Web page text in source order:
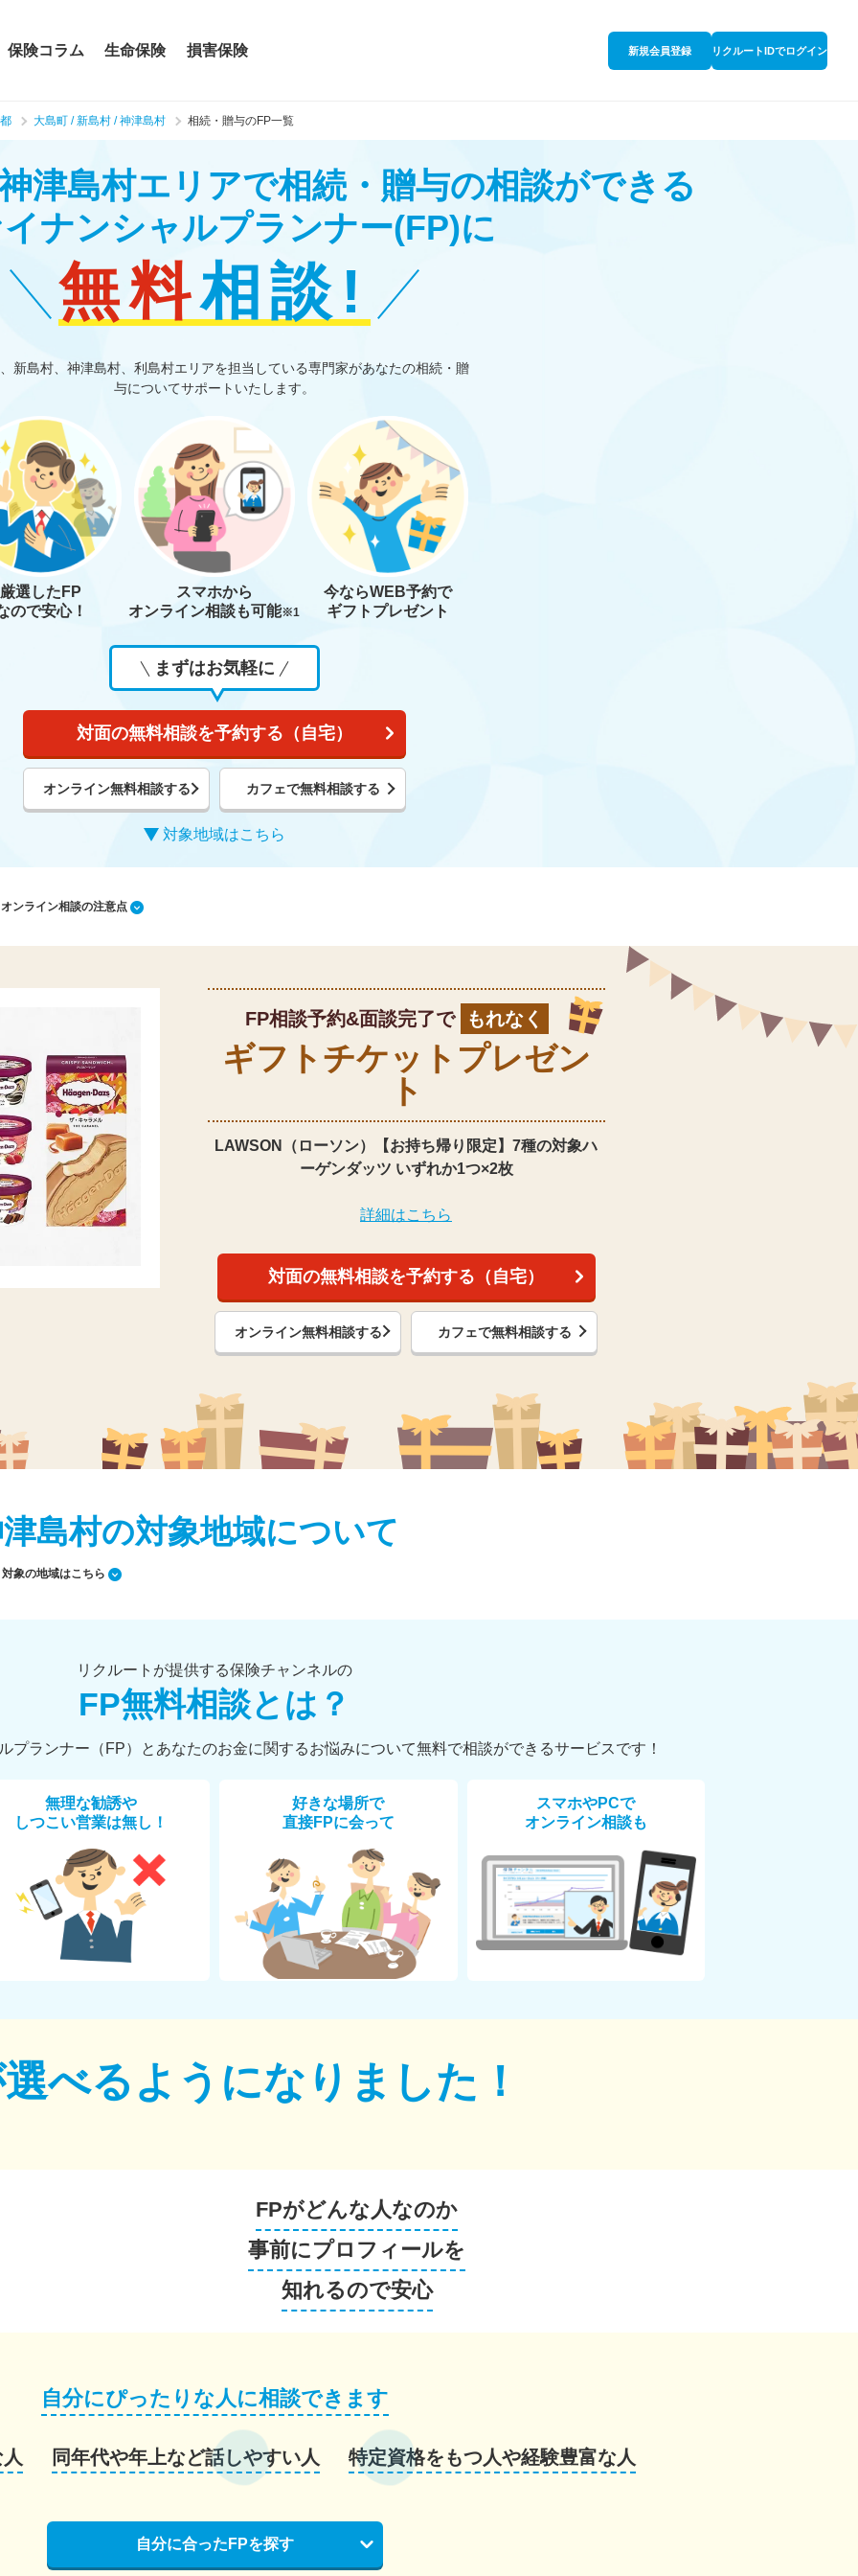
保険コラム 生命保険 損害保険 新規会員登録 リクルートIDでログイン
大島町 / 新島村 / 神津島村 相続・贈与のFP一覧
津島村エリアで相続・贈与の相談ができる
ナンシャルプランナー(FP)に
無料相談!
新島村、神津島村、利島村エリアを担当している専門家があなたの相続・贈
与についてサポートいたします。
厳選したFP
ので安心！
スマホから
オンライン相談も可能※1
今ならWEB予約で
ギフトプレゼント
まずはお気軽に
対面の無料相談を予約する（自宅）
オンライン無料相談する カフェで無料相談する
対象地域はこちら
ンライン相談の注意点
FP相談予約&面談完了で もれなく
ギフトチケット プレゼン
ト
LAWSON（ローソン）【お持ち帰り限定】 7種の対象ハ
ーゲンダッツ いずれか1つ×2枚
詳細はこちら
対面の無料相談を予約する（自宅）
オンライン無料相談する カフェで無料相談する
島村の対象地域について
対象の地域はこちら
リクルートが提供する保険チャンネルの
FP無料相談とは？
プランナー（FP）とあなたのお金に関するお悩みについて無料で相談ができるサービスです！
無理な勧誘や
しつこい営業は無し！
好きな場所で
直接FPに会って
スマホやPCで
オンライン相談も
べるようになりました！
FPがどんな人なのか
事前にプロフィールを
知れるので安心
自分にぴったりな人に相談できます
同年代や年上など話しやすい人 特定資格をもつ人や経験豊富な人
自分に合ったFPを探す